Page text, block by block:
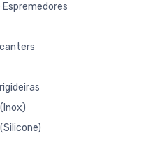
Espremedores